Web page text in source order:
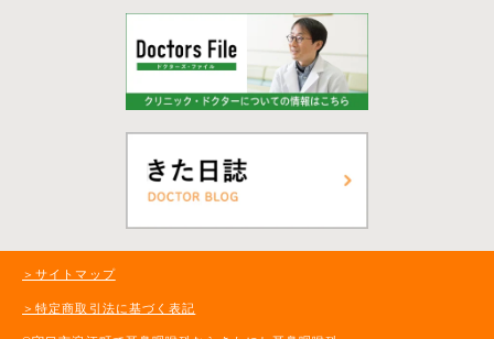
＞サイトマップ
＞特定商取引法に基づく表記